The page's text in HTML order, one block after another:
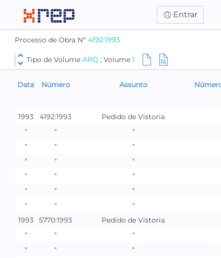
Entrar
Processo de Obra Nº 4192:1993
Tipo de Volume ARQ ; Volume 1
Data Número Assunto
1993 4192:1993
Pedido de Vistoria
"
"
"
"
"
"
"
"
"
"
"
"
"
"
"
"
"
"
1993
5770:1993
Pedido de Vistoria
"
"
"
"
"
"